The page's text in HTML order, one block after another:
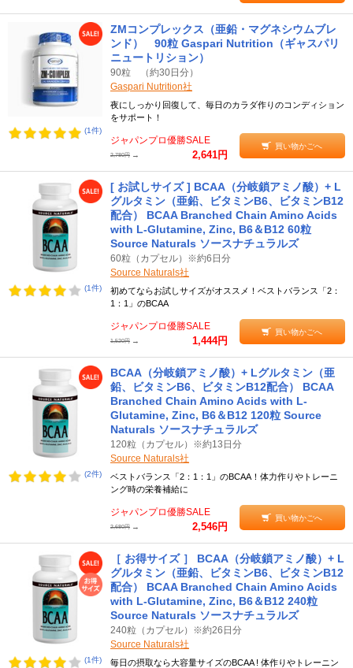
(1件)
ZMコンプレックス（亜鉛・マグネシウムブレ
ンド） 90粒 Gaspari Nutrition（ギャスパリ
ニュートリション）
90粒 （約30日分）
Gaspari Nutrition社
夜にしっかり回復して、毎日のカラダ作りのコンディション
をサポート！
ジャパンプロ優勝SALE
2,780円 → 2,641円
買い物かごへ
(1件)
[ お試しサイズ ] BCAA（分岐鎖アミノ酸）+ L
グルタミン（亜鉛、ビタミンB6、ビタミンB12
配合） BCAA Branched Chain Amino Acids
with L-Glutamine, Zinc, B6＆B12 60粒
Source Naturals ソースナチュラルズ
60粒（カプセル）※約6日分
Source Naturals社
初めてならお試しサイズがオススメ！ベストバランス「2：
1：1」のBCAA
ジャパンプロ優勝SALE
1,520円 → 1,444円
買い物かごへ
(2件)
BCAA（分岐鎖アミノ酸）+ Lグルタミン（亜
鉛、ビタミンB6、ビタミンB12配合） BCAA
Branched Chain Amino Acids with L-
Glutamine, Zinc, B6＆B12 120粒 Source
Naturals ソースナチュラルズ
120粒（カプセル）※約13日分
Source Naturals社
ベストバランス「2：1：1」のBCAA！体力作りやトレーニ
ング時の栄養補給に
ジャパンプロ優勝SALE
2,680円 → 2,546円
買い物かごへ
(1件)
［ お得サイズ ］ BCAA（分岐鎖アミノ酸）+ L
グルタミン（亜鉛、ビタミンB6、ビタミンB12
配合） BCAA Branched Chain Amino Acids
with L-Glutamine, Zinc, B6＆B12 240粒
Source Naturals ソースナチュラルズ
240粒（カプセル）※約26日分
Source Naturals社
毎日の摂取なら大容量サイズのBCAA ! 体作りやトレーニン